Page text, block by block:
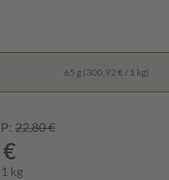
65 g (300,92 € / 1 kg)
22,80 €
kg